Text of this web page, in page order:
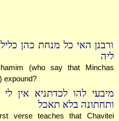
ורבנן האי כל מנחת כהן
ליה
(who say that Minchas
expound?
מיבעי להו לכדתניא אין
ותחתונה בלא תאכל
verse teaches that Chavitei